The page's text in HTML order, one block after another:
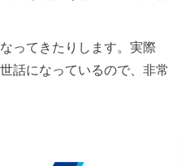
ってきたりします。実際
話になっているので、非常